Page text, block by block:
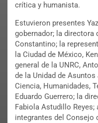
crítica y humanista.
Estuvieron presentes
gobernador; la directora
Constantino; la
la Ciudad de México,
general de la UNRC,
de la Unidad de
Ciencia, Humanidades,
Eduardo Guerrero; la
Fabiola Astudillo
integrantes del Consejo